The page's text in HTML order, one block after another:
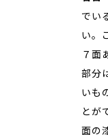
でい
い。
７面
部分
いも
とが
面の